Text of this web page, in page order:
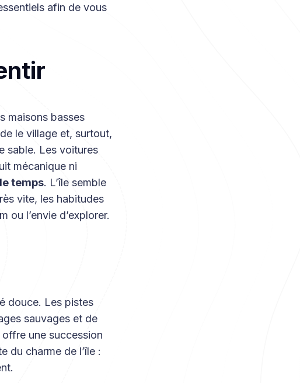
afin de vous
maisons basses
le village et, surtout,
sable. Les voitures
mécanique ni
temps. L’île semble
vite, les habitudes
ou l’envie d’explorer.
douce. Les pistes
sauvages et de
une succession
du charme de l’île :